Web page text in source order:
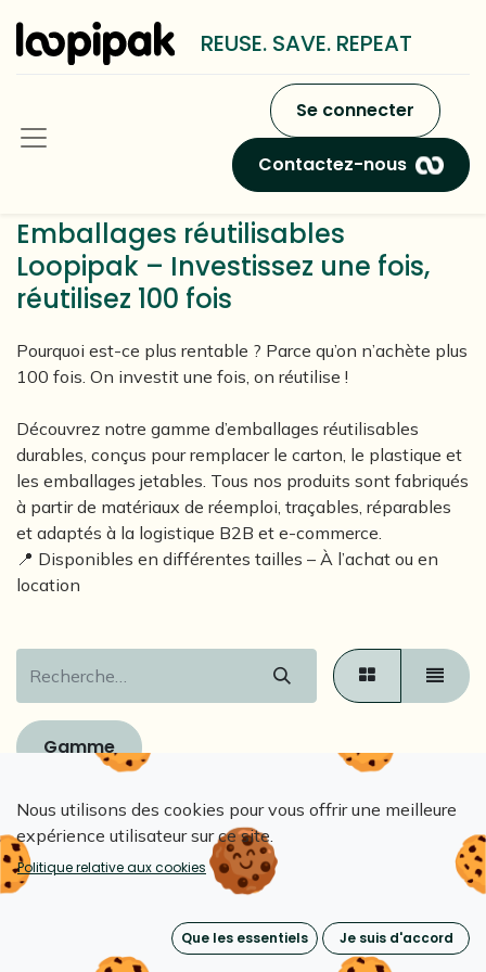
REUSE. SAVE. REPEAT
Se connecter
Contactez-nous
Emballages réutilisables
Loopipak – Investissez une fois,
réutilisez 100 fois
Pourquoi est-ce plus rentable ? Parce qu’on n’achète plus
100 fois. On investit une fois, on réutilise !
Découvrez notre gamme d’emballages réutilisables
durables, conçus pour remplacer le carton, le plastique et
les emballages jetables. Tous nos produits sont fabriqués
à partir de matériaux de réemploi, traçables, réparables
et adaptés à la logistique B2B et e-commerce.
📍 Disponibles en différentes tailles – À l’achat ou en
location
Gamme
1€/usage
Nous utilisons des cookies pour vous offrir une meilleure
expérience utilisateur sur ce site.
Politique relative aux cookies
Que les essentiels Je suis d'accord